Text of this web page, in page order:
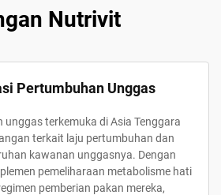
Nutrivit
Pertumbuhan Unggas
unggas terkemuka di Asia Tenggara
terkait laju pertumbuhan dan
kawanan unggasnya. Dengan
pemeliharaan metabolisme hati
pemberian pakan mereka,